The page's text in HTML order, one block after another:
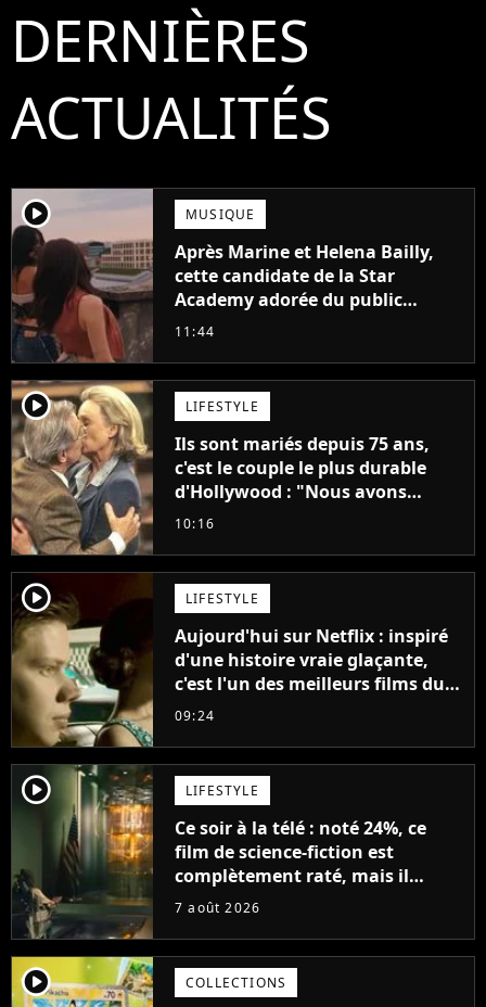
DERNIÈRES
ACTUALITÉS
player2 MUSIQUE
Après Marine et Helena Bailly,
cette candidate de la Star
Academy adorée du public
annonce son premier album,
11:44
player2 LIFESTYLE
Ils sont mariés depuis 75 ans,
c'est le couple le plus durable
d'Hollywood : "Nous avons
avancé jour après jour, et les
décennies"
10:16
player2 LIFESTYLE
Aujourd'hui sur Netflix : inspiré
d'une histoire vraie glaçante,
c'est l'un des meilleurs films du
21ème siècle
09:24
player2 LIFESTYLE
Ce soir à la télé : noté 24%, ce
film de science-fiction est
complètement raté, mais il
aurait pu être encore pire à
7 août 2026
player2 COLLECTIONS